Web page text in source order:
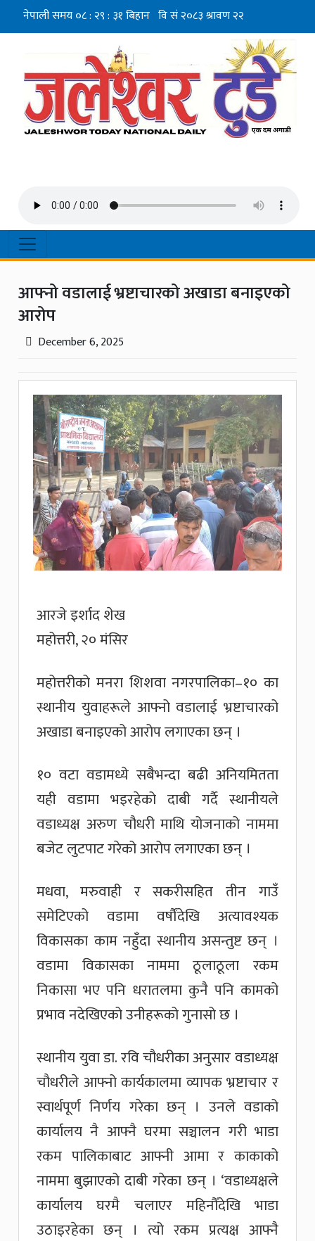
आफ्नो वडालाई भ्रष्टाचारको अखाडा बनाइएको
आरोप
December 6, 2025
आरजे इर्शाद शेख
महोत्तरी, २० मंसिर
महोत्तरीको मनरा शिशवा नगरपालिका–१० का
स्थानीय युवाहरूले आफ्नो वडालाई भ्रष्टाचारको
अखाडा बनाइएको आरोप लगाएका छन् ।
१० वटा वडामध्ये सबैभन्दा बढी अनियमितता
यही वडामा भइरहेको दाबी गर्दै स्थानीयले
वडाध्यक्ष अरुण चौधरी माथि योजनाको नाममा
बजेट लुटपाट गरेको आरोप लगाएका छन् ।
मधवा, मरुवाही र सकरीसहित तीन गाउँ
समेटिएको वडामा वर्षौंदेखि अत्यावश्यक
विकासका काम नहुँदा स्थानीय असन्तुष्ट छन् ।
वडामा विकासका नाममा ठूलाठूला रकम
निकासा भए पनि धरातलमा कुनै पनि कामको
प्रभाव नदेखिएको उनीहरूको गुनासो छ ।
स्थानीय युवा डा. रवि चौधरीका अनुसार वडाध्यक्ष
चौधरीले आफ्नो कार्यकालमा व्यापक भ्रष्टाचार र
स्वार्थपूर्ण निर्णय गरेका छन् । उनले वडाको
कार्यालय नै आफ्नै घरमा सञ्चालन गरी भाडा
रकम पालिकाबाट आफ्नी आमा र काकाको
नाममा बुझाएको दाबी गरेका छन् । ‘वडाध्यक्षले
कार्यालय घरमै चलाएर महिनौँदेखि भाडा
उठाइरहेका छन् । त्यो रकम प्रत्यक्ष आफ्नै